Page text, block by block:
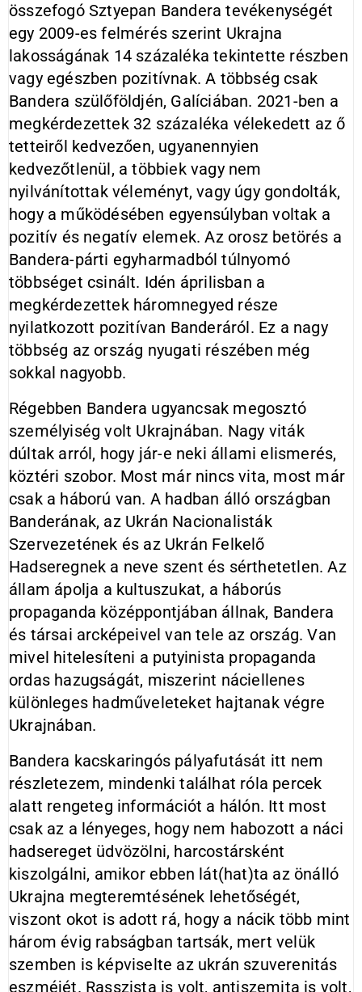
összefogó Sztyepan Bandera tevékenységét
egy 2009-es felmérés szerint Ukrajna
lakosságának 14 százaléka tekintette részben
vagy egészben pozitívnak. A többség csak
Bandera szülőföldjén, Galíciában. 2021-ben a
megkérdezettek 32 százaléka vélekedett az ő
tetteiről kedvezően, ugyanennyien
kedvezőtlenül, a többiek vagy nem
nyilvánítottak véleményt, vagy úgy gondolták,
hogy a működésében egyensúlyban voltak a
pozitív és negatív elemek. Az orosz betörés a
Bandera-párti egyharmadból túlnyomó
többséget csinált. Idén áprilisban a
megkérdezettek háromnegyed része
nyilatkozott pozitívan Banderáról. Ez a nagy
többség az ország nyugati részében még
sokkal nagyobb.
Régebben Bandera ugyancsak megosztó
személyiség volt Ukrajnában. Nagy viták
dúltak arról, hogy jár-e neki állami elismerés,
köztéri szobor. Most már nincs vita, most már
csak a háború van. A hadban álló országban
Banderának, az Ukrán Nacionalisták
Szervezetének és az Ukrán Felkelő
Hadseregnek a neve szent és sérthetetlen. Az
állam ápolja a kultuszukat, a háborús
propaganda középpontjában állnak, Bandera
és társai arcképeivel van tele az ország. Van
mivel hitelesíteni a putyinista propaganda
ordas hazugságát, miszerint náciellenes
különleges hadműveleteket hajtanak végre
Ukrajnában.
Bandera kacskaringós pályafutását itt nem
részletezem, mindenki találhat róla percek
alatt rengeteg információt a hálón. Itt most
csak az a lényeges, hogy nem habozott a náci
hadsereget üdvözölni, harcostársként
kiszolgálni, amikor ebben lát(hat)ta az önálló
Ukrajna megteremtésének lehetőségét,
viszont okot is adott rá, hogy a nácik több mint
három évig rabságban tartsák, mert velük
szemben is képviselte az ukrán szuverenitás
eszméjét. Rasszista is volt, antiszemita is volt,